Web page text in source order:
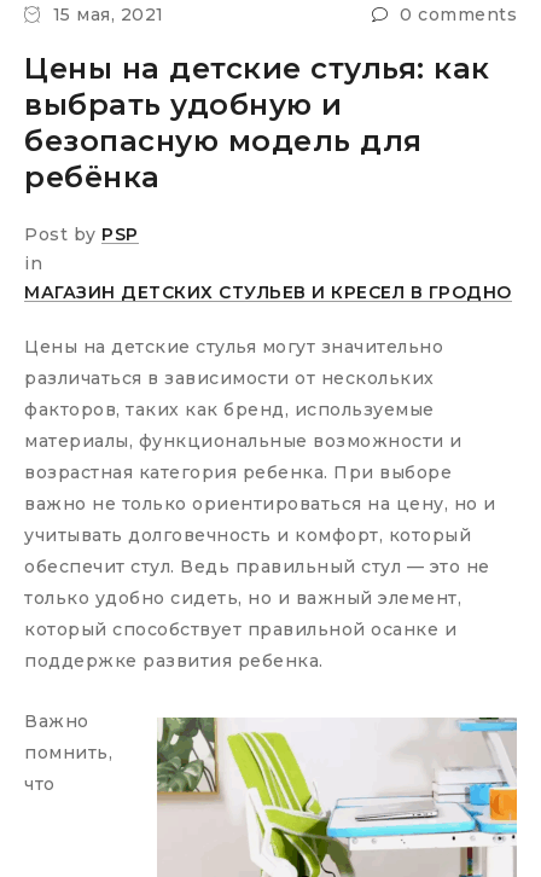
15 мая, 2021 0 comments
Цены на детские стулья: как
выбрать удобную и
безопасную модель для
ребёнка
Post by PSP
in
МАГАЗИН ДЕТСКИХ СТУЛЬЕВ И КРЕСЕЛ В ГРОДНО
Цены на детские стулья могут значительно
различаться в зависимости от нескольких
факторов, таких как бренд, используемые
материалы, функциональные возможности и
возрастная категория ребенка. При выборе
важно не только ориентироваться на цену, но и
учитывать долговечность и комфорт, который
обеспечит стул. Ведь правильный стул — это не
только удобно сидеть, но и важный элемент,
который способствует правильной осанке и
поддержке развития ребенка.
Важно
помнить,
что